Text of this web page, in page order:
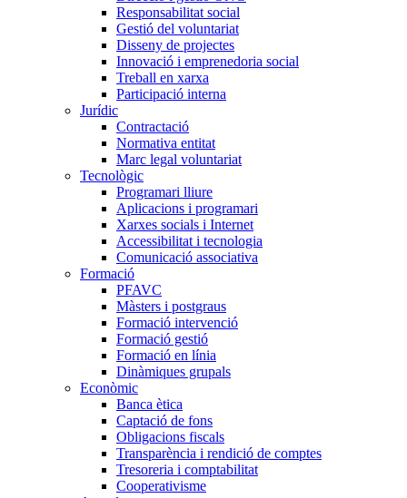
Responsabilitat social
Gestió del voluntariat
Disseny de projectes
Innovació i emprenedoria social
Treball en xarxa
Participació interna
Jurídic
Contractació
Normativa entitat
Marc legal voluntariat
Tecnològic
Programari lliure
Aplicacions i programari
Xarxes socials i Internet
Accessibilitat i tecnologia
Comunicació associativa
Formació
PFAVC
Màsters i postgraus
Formació intervenció
Formació gestió
Formació en línia
Dinàmiques grupals
Econòmic
Banca ètica
Captació de fons
Obligacions fiscals
Transparència i rendició de comptes
Tresoreria i comptabilitat
Cooperativisme